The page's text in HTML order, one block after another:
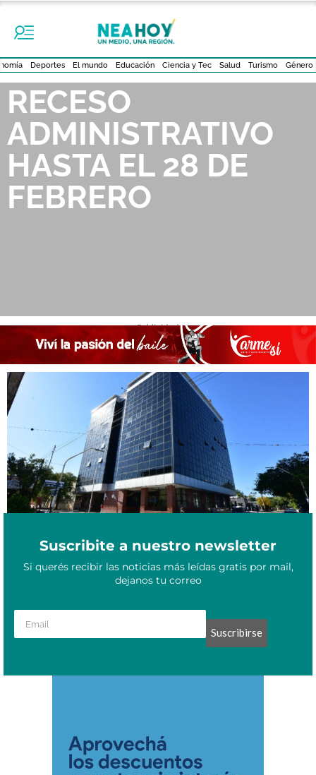
Deportes El mundo Educación Ciencia y Tec Salud Turismo Género
RECESO
ADMINISTRATIVO
HASTA EL 28 DE
FEBRERO
- Publicidad -
Formosa extendió el receso administrativo provincial
Enero 30, 2026
Suscribite a nuestro newsletter
Si querés recibir las noticias más leídas gratis por mail,
dejanos tu correo
Suscribirse